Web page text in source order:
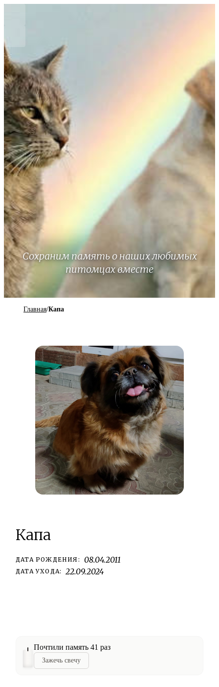
Сохраним память о наших любимых
питомцах вместе
Главная/Капа
Капа
ДАТА РОЖДЕНИЯ: 08.04.2011
ДАТА УХОДА: 22.09.2024
Почтили память 41 раз
Зажечь свечу